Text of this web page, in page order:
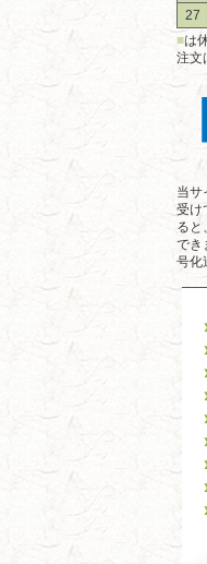
27
■は
注文
当サ
受け
ると
でき
号化